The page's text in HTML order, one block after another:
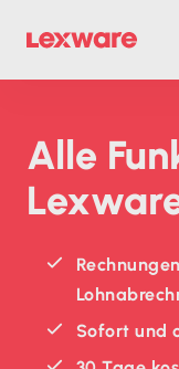
Alle
Sofort und